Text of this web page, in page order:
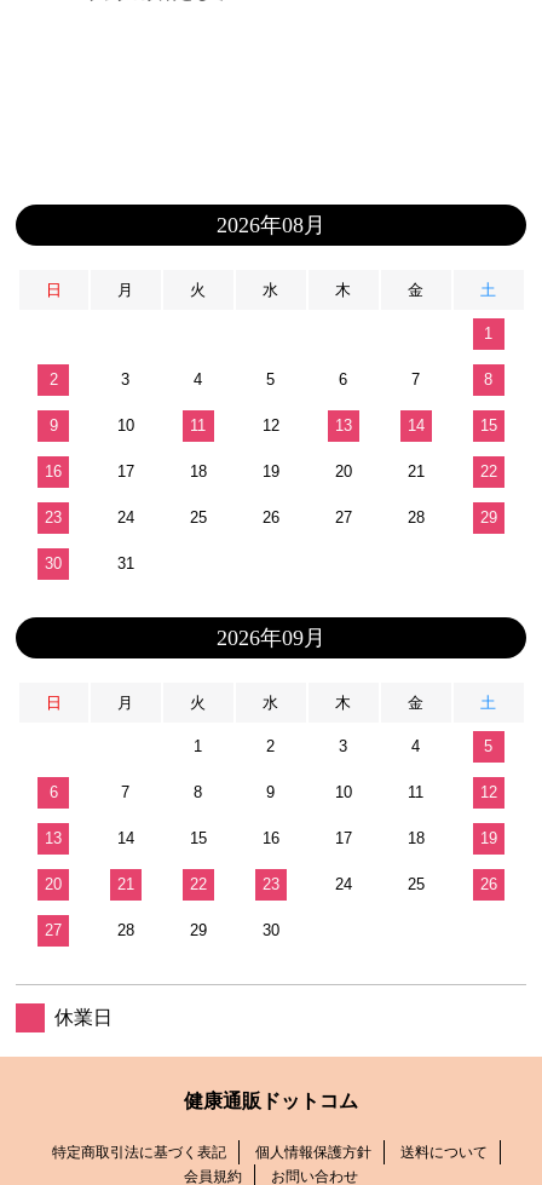
2026年08月
日 月 火 水 木 金 土
1
2 3 4 5 6 7 8
9 10 11 12 13 14 15
16 17 18 19 20 21 22
23 24 25 26 27 28 29
30 31
2026年09月
日 月 火 水 木 金 土
1 2 3 4 5
6 7 8 9 10 11 12
13 14 15 16 17 18 19
20 21 22 23 24 25 26
27 28 29 30
休業日
健康通販ドットコム
特定商取引法に基づく表記 個人情報保護方針
送料について
会員規約
お問い合わせ